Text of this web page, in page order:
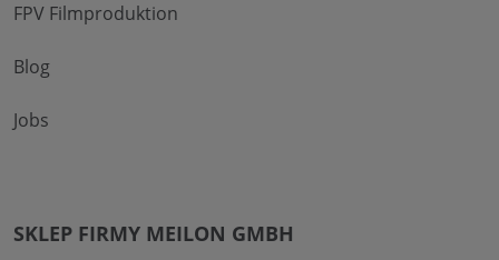
FPV Filmproduktion
Blog
Jobs
SKLEP FIRMY MEILON GMBH